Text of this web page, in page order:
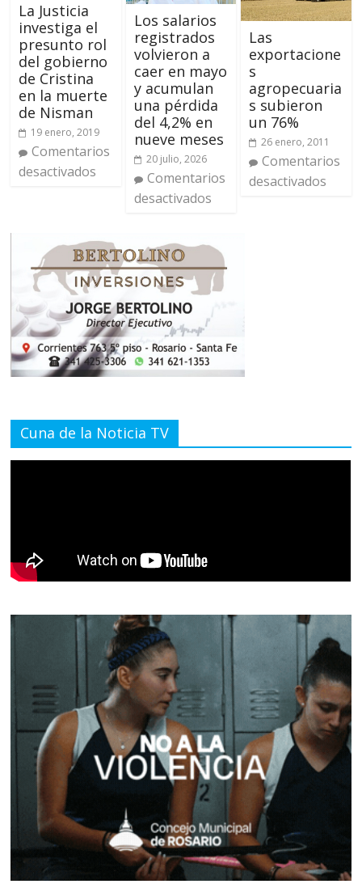
La Justicia
investiga el
presunto rol
del gobierno
de Cristina
en la muerte
de Nisman
19 enero, 2019
Comentarios
desactivados
Los salarios
registrados
volvieron a
caer en mayo
y acumulan
una pérdida
del 4,2% en
nueve meses
20 julio, 2026
Comentarios
desactivados
Las
exportacione
s
agropecuaria
s subieron
un 76%
26 enero, 2011
Comentarios
desactivados
Cuna de la Noticia TV